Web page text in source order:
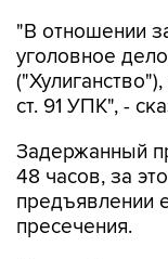
"В отношении
уголовное
ст. 91 УПК", -
Задержанный
48 часов, за
предъявлении
пресечения.